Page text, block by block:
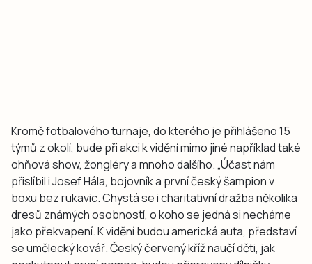
Kromě fotbalového turnaje, do kterého je přihlášeno 15
týmů z okolí, bude při akci k vidění mimo jiné například také
ohňová show, žongléry a mnoho dalšího. „Účast nám
přislíbil i Josef Hála, bojovník a první český šampion v
boxu bez rukavic. Chystá se i charitativní dražba několika
dresů známých osobností, o koho se jedná si necháme
jako překvapení. K vidění budou americká auta, představí
se umělecký kovář. Český červený kříž naučí děti, jak